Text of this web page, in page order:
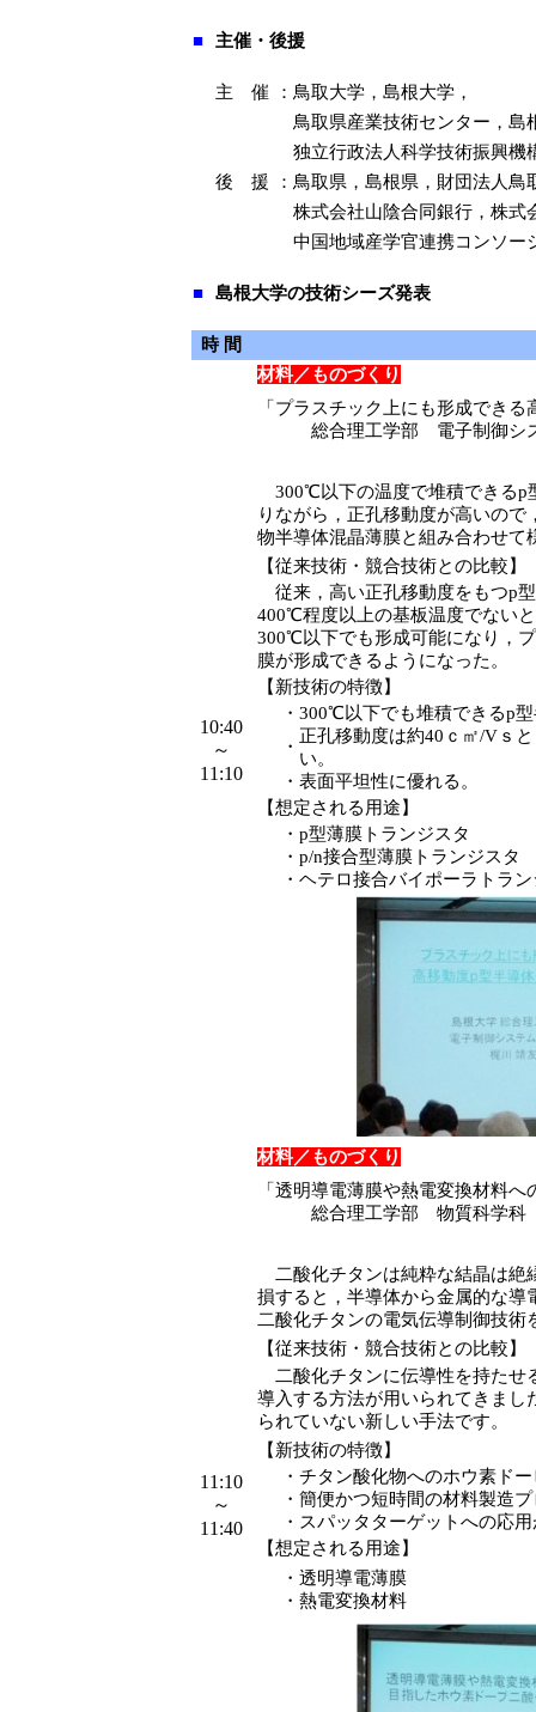
■ 主催・後援
主 催 ： 鳥取大学，島根大学，
鳥取県産業技術センター，島
独立行政法人科学技術振興機
後 援
： 鳥取県，島根県，財団法人鳥
株式会社山陰合同銀行，株式
中国地域産学官連携コンソー
■ 島根大学の技術シーズ発表
時 間
10:40
～
11:10
材料／ものづくり
「プラスチック上にも形成でき
総合理工学部 電子制御シ
300℃以下の温度で堆積できるp
りながら，正孔移動度が高いの
物半導体混晶薄膜と組み合わせて
【従来技術・競合技術との比較】
従来，高い正孔移動度をもつp
400℃程度以上の基板温度でない
300℃以下でも形成可能になり，
膜が形成できるようになった。
【新技術の特徴】
・ 300℃以下でも堆積できるp
・
正孔移動度は約40ｃ㎡/Vｓ
い。
・ 表面平坦性に優れる。
【想定される用途】
・ p型薄膜トランジスタ
・ p/n接合型薄膜トランジスタ
・ ヘテロ接合バイポーラトラ
11:10
～
11:40
材料／ものづくり
「透明導電薄膜や熱電変換材料
総合理工学部 物質科学科
二酸化チタンは純粋な結晶は絶
損すると，半導体から金属的な導
二酸化チタンの電気伝導制御技術
【従来技術・競合技術との比較】
二酸化チタンに伝導性を持たせ
導入する方法が用いられてきまし
られていない新しい手法です。
【新技術の特徴】
・ チタン酸化物へのホウ素ド
・ 簡便かつ短時間の材料製造
・ スパッタターゲットへの応
【想定される用途】
・ 透明導電薄膜
・ 熱電変換材料